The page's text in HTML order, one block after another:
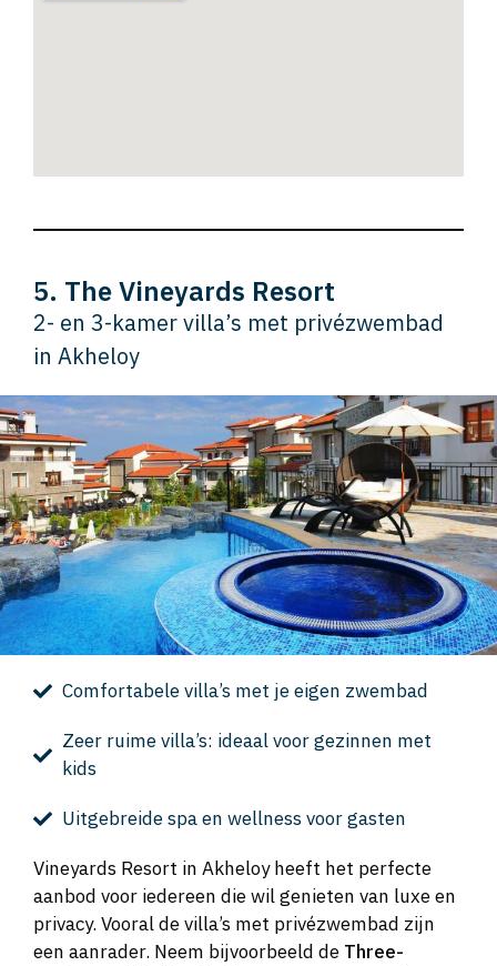
5. The Vineyards Resort
2- en 3-kamer villa’s met privézwembad
in Akheloy
Comfortabele villa’s met je eigen zwembad
Zeer ruime villa’s: ideaal voor gezinnen met
kids
Uitgebreide spa en wellness voor gasten
Vineyards Resort in Akheloy heeft het perfecte
aanbod voor iedereen die wil genieten van luxe en
privacy. Vooral de villa’s met privézwembad zijn
een aanrader. Neem bijvoorbeeld de Three-